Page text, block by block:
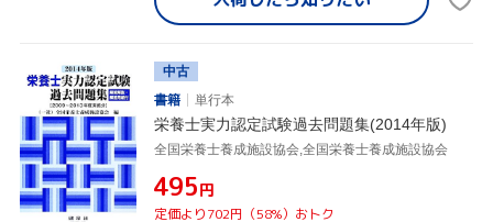
中古
書籍
単行本
栄養士実力認定試験過去問題集(2014年版)
全国栄養士養成施設協会,全国栄養士養成施設協会
¥495円
定価より702円（58%）おトク